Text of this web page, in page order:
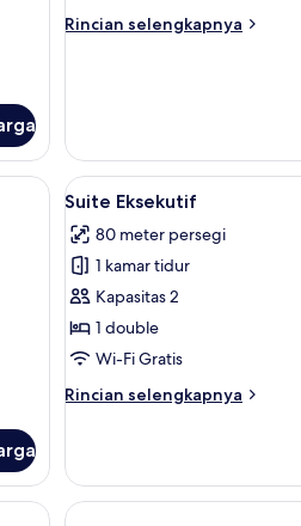
Rincian selengkapnya
Rincian
Premier
premium, minibar, brankas, dan meja kerja
Lihat
semua
foto
untuk
Suite
Eksekutif
17
Suite Eksekutif
80 meter persegi
1 kamar tidur
Kapasitas 2
1 double
Wi-Fi Gratis
Rincian selengkapnya
Rincian
Suite
Eksekutif